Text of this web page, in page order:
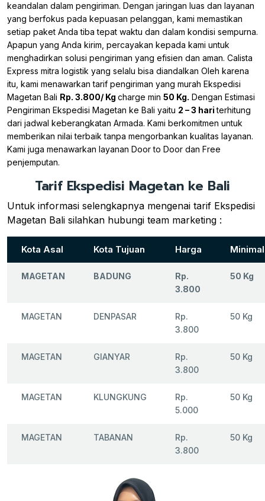
keandalan dalam pengiriman. Dengan jaringan luas dan layanan
yang berfokus pada kepuasan pelanggan, kami memastikan
setiap paket Anda tiba tepat waktu dan dalam kondisi sempurna.
Apapun yang Anda kirim, percayakan kepada kami untuk
menghadirkan solusi pengiriman yang efisien dan aman. Calista
Express mitra logistik yang selalu bisa diandalkan Oleh karena
itu, kami menawarkan tarif pengiriman yang murah Ekspedisi
Magetan Bali Rp. 3.800/ Kg charge min 50 Kg. Dengan Estimasi
Pengiriman Ekspedisi Magetan ke Bali yaitu 2 – 3 hariterhitung
dari jadwal keberangkatan Armada. Kami berkomitmen untuk
memberikan nilai terbaik tanpa mengorbankan kualitas layanan.
Kami juga menawarkan layanan Door to Door dan Free
penjemputan.
Tarif Ekspedisi Magetan ke Bali
Untuk informasi selengkapnya mengenai tarif Ekspedisi
Magetan Bali silahkan hubungi team marketing :
Kota Asal Kota Tujuan Harga Minimal
MAGETAN BADUNG
Rp.
3.800
50 Kg
MAGETAN DENPASAR
Rp.
3.800
50 Kg
MAGETAN GIANYAR
Rp.
3.800
50 Kg
MAGETAN KLUNGKUNG
Rp.
5.000
50 Kg
MAGETAN TABANAN
Rp.
3.800
50 Kg